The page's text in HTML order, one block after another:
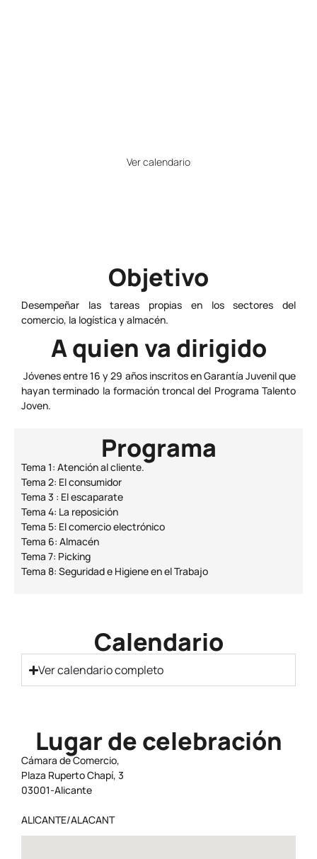
Ver calendario
Objetivo
Desempeñar las tareas propias en los sectores del
comercio, la logística y almacén.
A quien va dirigido
Jóvenes entre 16 y 29 años inscritos en Garantía Juvenil que
hayan terminado la formación troncal del Programa Talento
Joven.
Programa
Tema 1: Atención al cliente.
Tema 2: El consumidor
Tema 3 : El escaparate
Tema 4: La reposición
Tema 5: El comercio electrónico
Tema 6: Almacén
Tema 7: Picking
Tema 8: Seguridad e Higiene en el Trabajo
Calendario
Ver calendario completo
Lugar de celebración
Cámara de Comercio,
Plaza Ruperto Chapí, 3
03001-Alicante
ALICANTE/ALACANT